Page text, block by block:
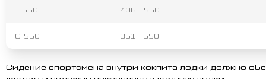
Т-550 406 - 550 -
С-550 351 - 550 -
Сидение спортсмена внутри кокпита лодки должно